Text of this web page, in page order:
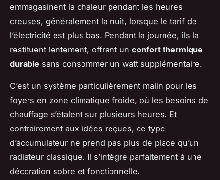
emmagasinent la chaleur pendant les heures
creuses, généralement la nuit, lorsque le tarif de
l’électricité est plus bas. Pendant la journée, ils la
restituent lentement, offrant un confort thermique
durable sans consommer un watt supplémentaire.
C’est un système particulièrement malin pour les
foyers en zone climatique froide, où les besoins de
chauffage s’étalent sur plusieurs heures. Et
contrairement aux idées reçues, ce type
d’accumulateur ne prend pas plus de place qu’un
radiateur classique. Il s’intègre parfaitement à une
décoration sobre et fonctionnelle.